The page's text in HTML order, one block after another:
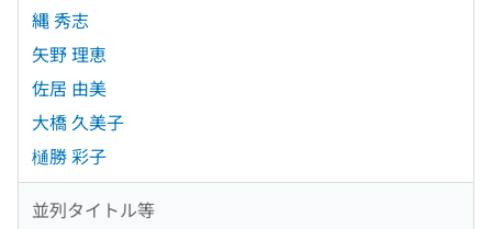
縄 秀志
矢野 理恵
佐居 由美
大橋 久美子
樋勝 彩子
並列タイトル等